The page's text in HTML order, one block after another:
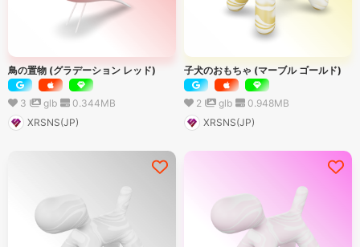
鳥の置物 (グラデーション レッド)
3 glb 0.344MB
XRSNS(JP)
子犬のおもちゃ (マーブル ゴールド)
2 glb 0.948MB
XRSNS(JP)